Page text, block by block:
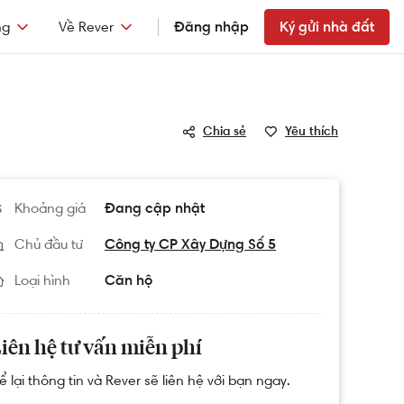
Về Rever Đăng nhập Ký gửi nhà đất
Chia sẻ Yêu thích
Khoảng giá Đang cập nhật
Chủ đầu tư Công ty CP Xây Dựng Số 5
Loại hình Căn hộ
hệ tư vấn miễn phí
lại thông tin và Rever sẽ liên hệ với bạn ngay.